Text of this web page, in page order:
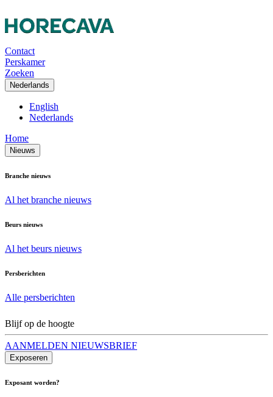
Contact
Perskamer
Zoeken
Nederlands
English
Nederlands
Home
Nieuws
Branche nieuws
Al het branche nieuws
Beurs nieuws
Al het beurs nieuws
Persberichten
Alle persberichten
Blijf op de hoogte
AANMELDEN NIEUWSBRIEF
Exposeren
Exposant worden?